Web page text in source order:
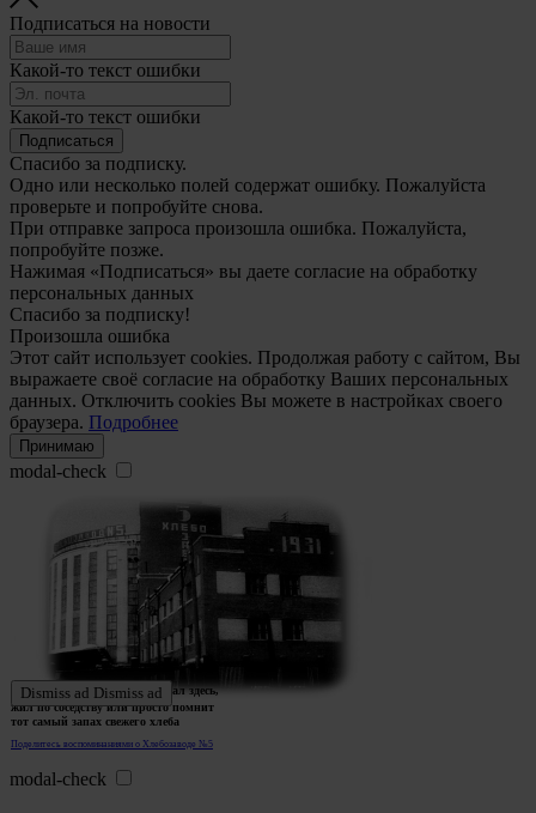
Подписаться на новости
Какой-то текст ошибки
Какой-то текст ошибки
Подписаться
Спасибо за подписку.
Одно или несколько полей содержат ошибку. Пожалуйста
проверьте и попробуйте снова.
При отправке запроса произошла ошибка. Пожалуйста,
попробуйте позже.
Нажимая «Подписаться» вы даете согласие на обработку
персональных данных
Спасибо за подписку!
Произошла ошибка
Этот сайт использует cookies. Продолжая работу с сайтом, Вы
выражаете своё согласие на обработку Ваших персональных
данных. Отключить cookies Вы можете в настройках своего
браузера. Подробнее
Принимаю
modal-check
Поделитесь воспоминаниями о Хлебозаводе №5
Ждем истории тех, кто работал здесь,
жил по соседству или просто помнит
тот самый запах свежего хлеба
Dismiss ad Dismiss ad
modal-check